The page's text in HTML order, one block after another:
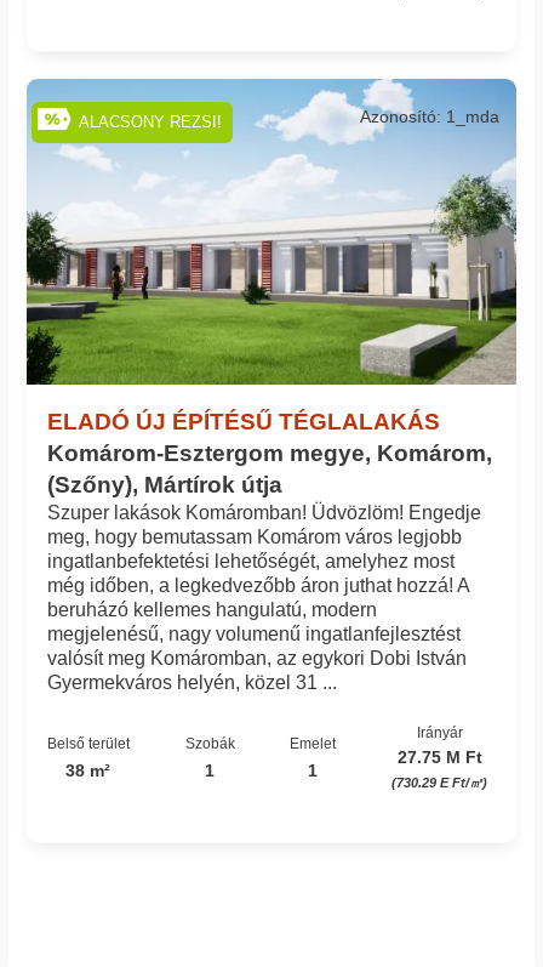
ELADÓ ÚJ ÉPÍTÉSŰ TÉGLALAKÁS
Komárom-Esztergom megye, Komárom,
(Szőny), Mártírok útja
Azonosító: 1_mda
Szuper lakások Komáromban! Üdvözlöm! Engedje
meg, hogy bemutassam Komárom város legjobb
ingatlanbefektetési lehetőségét, amelyhez most
még időben, a legkedvezőbb áron juthat hozzá! A
beruházó kellemes hangulatú, modern
megjelenésű, nagy volumenű ingatlanfejlesztést
valósít meg Komáromban, az egykori Dobi István
Gyermekváros helyén, közel 31 ...
Belső terület
38 m²
Szobák
1
Emelet
1
Irányár
27.75 M Ft
(730.29 E Ft/㎡)
ALACSONY REZSI!